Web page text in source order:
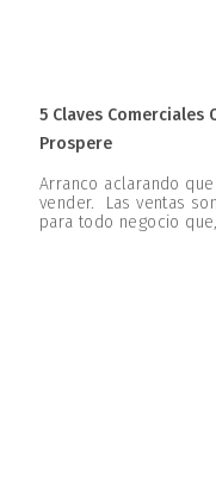
5 Claves Comerciales
Prospere
Arranco aclarando
vender. Las ventas
para todo negocio